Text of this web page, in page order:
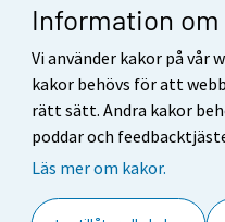
Information
Vi använder kakor på vår
kakor behövs för att
rätt sätt. Andra kakor
poddar och
Läs mer om kakor.
Respons
Användarvillkor
Dataskydd
Tillgänglighet